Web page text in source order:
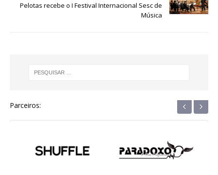
Pelotas recebe o I Festival Internacional Sesc de
Música
Parceiros: ‹ ›